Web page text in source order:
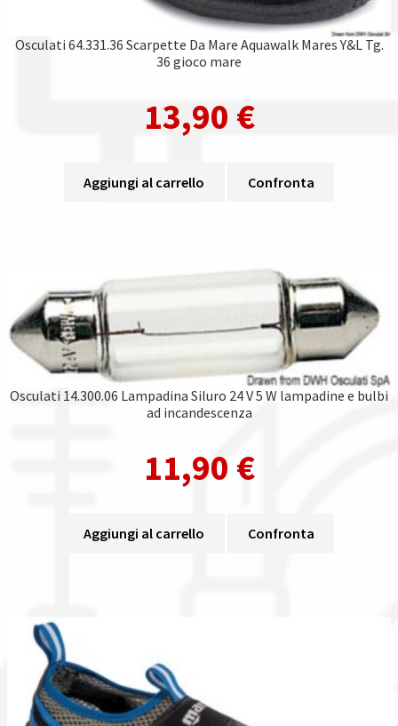
Osculati 64.331.36 Scarpette Da Mare Aquawalk Mares Y&L Tg.
36 gioco mare
13,90 €
Aggiungi al carrello Confronta
Osculati 14.300.06 Lampadina Siluro 24 V 5 W lampadine e bulbi
ad incandescenza
11,90 €
Aggiungi al carrello Confronta